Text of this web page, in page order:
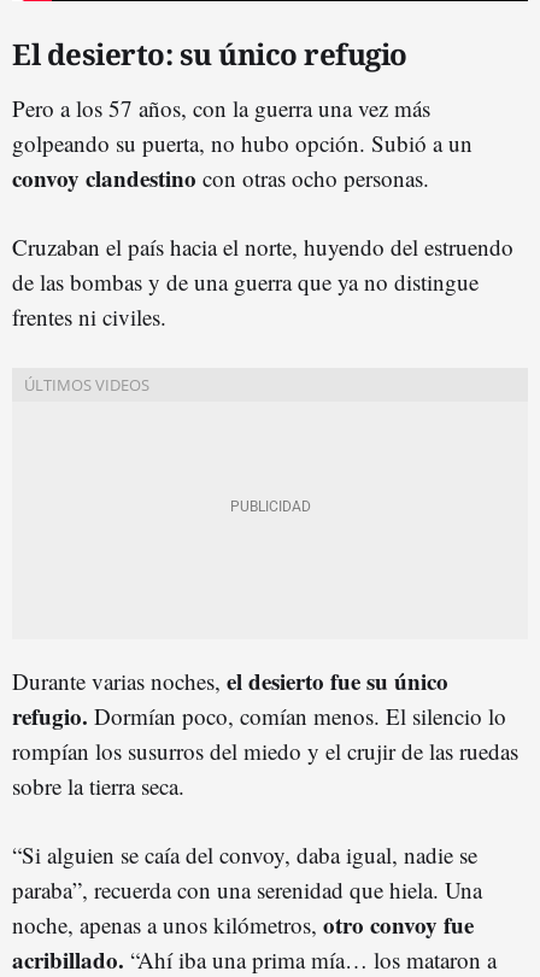
El desierto: su único refugio
Pero a los 57 años, con la guerra una vez más
golpeando su puerta, no hubo opción. Subió a un
convoy clandestino con otras ocho personas.
Cruzaban el país hacia el norte, huyendo del estruendo
de las bombas y de una guerra que ya no distingue
frentes ni civiles.
Durante varias noches, el desierto fue su único
refugio. Dormían poco, comían menos. El silencio lo
rompían los susurros del miedo y el crujir de las ruedas
sobre la tierra seca.
“Si alguien se caía del convoy, daba igual, nadie se
paraba”, recuerda con una serenidad que hiela. Una
noche, apenas a unos kilómetros, otro convoy fue
acribillado. “Ahí iba una prima mía… los mataron a